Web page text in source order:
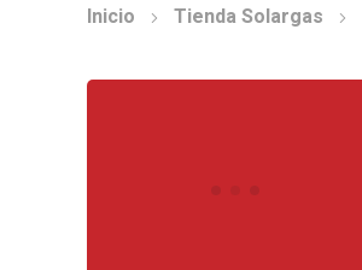
Inicio Tienda Solargas